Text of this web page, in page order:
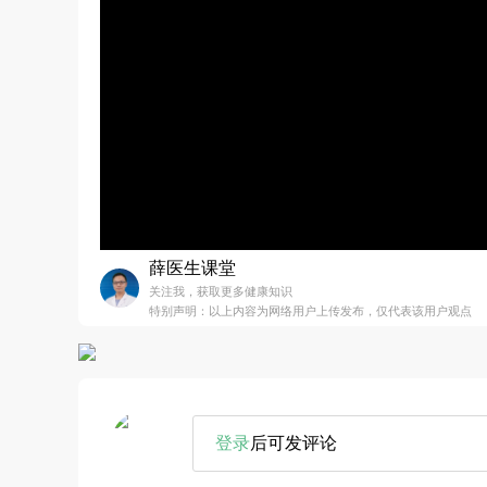
薛医生课堂
关注我，获取更多健康知识
特别声明：以上内容为网络用户上传发布，仅代表该用户观点
登录后可发评论